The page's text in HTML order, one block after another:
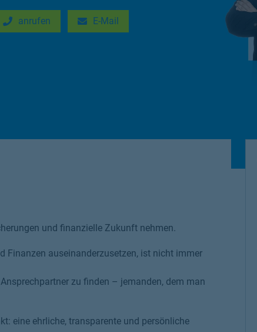
Tabanrufen E-Mail
Link Opens in New Tab
und finanzielle Zukunft nehmen.
Finanzen auseinanderzusetzen, ist nicht immer
zu finden – jemanden, dem man
eine ehrliche, transparente und persönliche